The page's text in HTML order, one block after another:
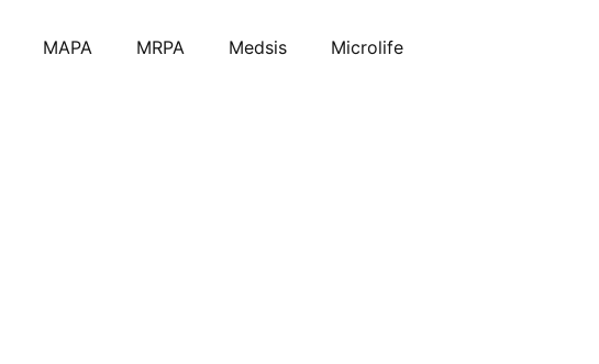
MAPA MRPA Medsis Microlife